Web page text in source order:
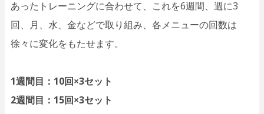
あったトレーニングに合わせて、これを6週間、週に3
回、月、水、金などで取り組み、各メニューの回数は
徐々に変化をもたせます。
1週間目：10回×3セット
2週間目：15回×3セット